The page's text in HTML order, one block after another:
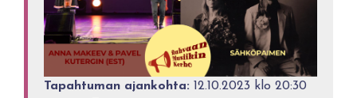
Tapahtuman ajankohta: 12.10.2023 klo 20:30